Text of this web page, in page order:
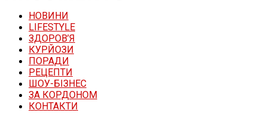
НОВИНИ
LIFESTYLE
ЗДОРОВ’Я
КУРЙОЗИ
ПОРАДИ
РЕЦЕПТИ
ШОУ-БІЗНЕС
ЗА КОРДОНОМ
КОНТАКТИ